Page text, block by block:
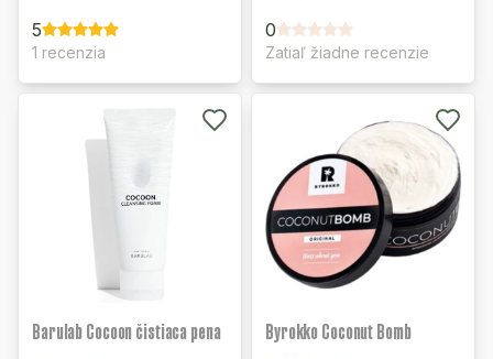
5
1 recenzia
0
Zatiaľ žiadne recenzie
Barulab Cocoon čistiaca pena
Byrokko Coconut Bomb